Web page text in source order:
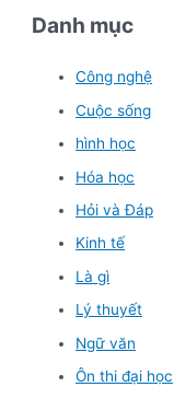
Danh mục
Công nghệ
Cuộc sống
hình học
Hóa học
Hỏi và Đáp
Kinh tế
Là gì
Lý thuyết
Ngữ văn
Ôn thi đại học